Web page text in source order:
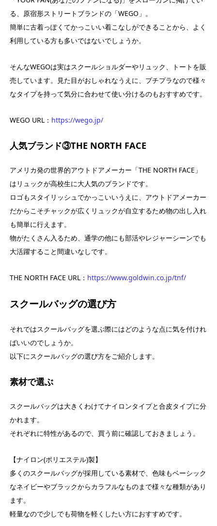
る、原宿形ストリートブランドの「WEGO」。
簡単に古着っぽくてかっこいい着こなしができることから、よく
利用している方も多いではないでしょうか。
そんなWEGOは実はスクールショルダーやリュック、トートを販
売しています。見た目がおしゃれなうえに、プチプラなので様々
なタイプを持って気分に合わせて使い分けるのもおすすめです。
WEGO URL： https://wego.jp/
人気ブランド③THE NORTH FACE
アメリカ発の世界的アウトドアメーカー「THE NORTH FACE」
はリュックが高校生に大人気のブランドです。
ロゴもスタイリッシュでかっこいいうえに、アウトドアメーカー
だからこそチャックが広くリュックが自立するため物の出し入れ
も簡単に行えます。
物がたくさん入るため、通学の他にも部活やレジャーシーンでも
大活躍すること間違いなしです。
THE NORTH FACE URL： https://www.goldwin.co.jp/tnf/
スクールバッグの選び方
それではスクールバッグを選ぶ際にはどのような点に気を付けれ
ばいいのでしょうか。
以下にスクールバッグの選び方をご紹介します。
素材で選ぶ
スクールバッグは大きくわけてナイロンタイプと合皮タイプに分
かれます。
それぞれに特性があるので、買う前に確認しておきましょう。
【ナイロン(ポリエステル)製】
多くのスクールバッグが採用している素材で、色味もベーシック
なネイビーやブラックからカラフルなものまで様々な種類があり
ます。
軽量なので少しでも荷物を軽くしたい方におすすめです。